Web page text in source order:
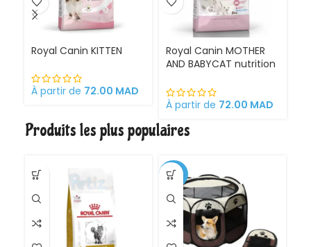
Royal Canin KITTEN
À partir de 72.00 MAD
Royal Canin MOTHER
AND BABYCAT nutrition
et ses chatons
Croquettes pour
gestantes/allaitantes
À partir de 72.00 MAD
Produits les plus populaires
-30%